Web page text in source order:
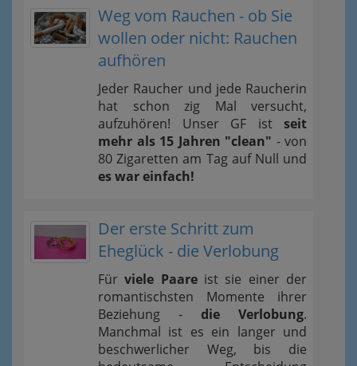
Weg vom Rauchen - ob Sie
wollen oder nicht: Rauchen
aufhören
Jeder Raucher und jede Raucherin
hat schon zig Mal versucht,
aufzuhören! Unser GF ist seit
mehr als 15 Jahren "clean" - von
80 Zigaretten am Tag auf Null und
es war einfach!
Der erste Schritt zum
Eheglück - die Verlobung
Fürviele Paareist sie einer der
romantischsten Momente ihrer
Beziehung - die Verlobung.
Manchmal ist es ein langer und
beschwerlicher Weg, bis die